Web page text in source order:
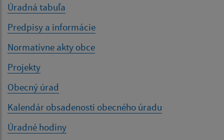
Úradná tabuľa
Predpisy a informácie
Normatívne akty obce
Projekty
Obecný úrad
Kalendár obsadenosti obecného úradu
Úradné hodiny